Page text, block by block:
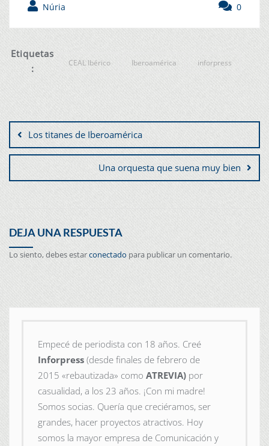
Núria 0
Etiquetas
:
CEAL Ibérico Iberoamérica inforpress
Los titanes de Iberoamérica
Una orquesta que suena muy bien
DEJA UNA RESPUESTA
Lo siento, debes estarconectado para publicar un comentario.
Empecé de periodista con 18 años. Creé
Inforpress (desde finales de febrero de
2015 «rebautizada» como ATREVIA) por
casualidad, a los 23 años. ¡Con mi madre!
Somos socias. Quería que creciéramos, ser
grandes, hacer proyectos atractivos. Hoy
somos la mayor empresa de Comunicación y